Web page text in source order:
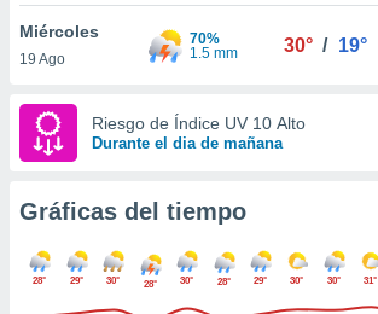
similares
este sitio
IP
de
traten tus
a lo que
Para
Miércoles
19 Ago
70%
1.5 mm
30° / 19°
Riesgo de Índice UV 10 Alto
Durante el dia de mañana
Gráficas del tiempo
28° 29° 30° 28° 30° 28° 29° 30° 30° 31°